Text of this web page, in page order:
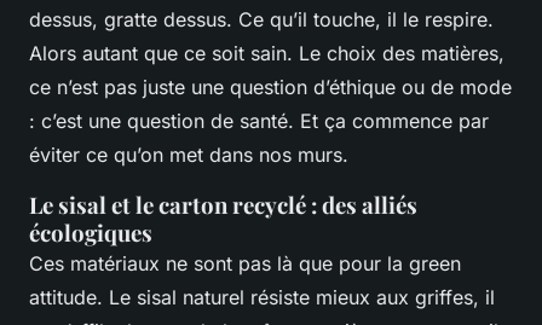
dessus, gratte dessus. Ce qu’il touche, il le respire.
Alors autant que ce soit sain. Le choix des matières,
ce n’est pas juste une question d’éthique ou de mode
: c’est une question de santé. Et ça commence par
éviter ce qu’on met dans nos murs.
Le sisal et le carton recyclé : des alliés
écologiques
Ces matériaux ne sont pas là que pour la green
attitude. Le sisal naturel résiste mieux aux griffes, il